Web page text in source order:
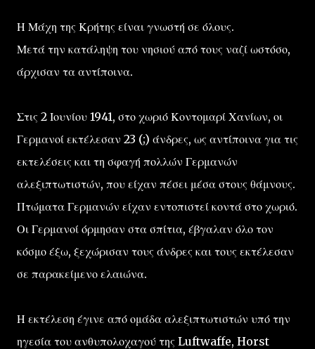
Η Μάχη της Κρήτης είναι γνωστή σε όλους.
Μετά την κατάληψη του νησιού από τους ναζί ωστόσο,
άρχισαν τα αντίποινα.
Στις 2 Ιουνίου 1941, στο χωριό Κοντομαρί Χανίων, οι
Γερμανοί εκτέλεσαν 23 (;) άνδρες, ως αντίποινα για τις
εκτελέσεις και τη σφαγή πολλών Γερμανών
αλεξιπτωτιστών, που είχαν πέσει μέσα στους θάμνους.
Πτώματα Γερμανών είχαν εντοπιστεί κοντά στο χωριό.
Οι Γερμανοί όρμησαν στα σπίτια, έβγαλαν όλο τον
κόσμο έξω, ξεχώρισαν τους άνδρες και τους εκτέλεσαν
σε παρακείμενο ελαιώνα.
Η εκτέλεση έγινε από ομάδα αλεξιπτωτιστών υπό την
ηγεσία του ανθυπολοχαγού της Luftwaffe, Horst